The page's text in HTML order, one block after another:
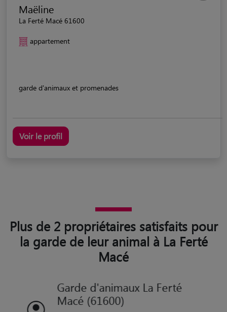
Maëline
La Ferté Macé 61600
appartement
garde d'animaux et promenades
Voir le profil
Plus de 2 propriétaires satisfaits pour
la garde de leur animal à La Ferté
Macé
Garde d'animaux La Ferté
Macé (61600)